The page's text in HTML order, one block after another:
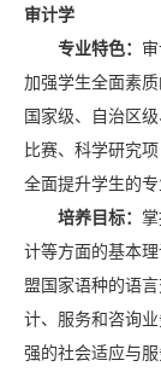
审计学
专业特色：
加强学生全面素
国家级、自治区
比赛、科学研究
全面提升学生的专
培养目标：
计等方面的基本
盟国家语种的语
计、服务和咨询
强的社会适应与